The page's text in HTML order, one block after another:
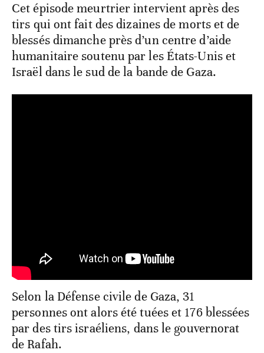
Cet épisode meurtrier intervient après des
tirs qui ont fait des dizaines de morts et de
blessés dimanche près d’un centre d’aide
humanitaire soutenu par les États-Unis et
Israël dans le sud de la bande de Gaza.
Selon la Défense civile de Gaza, 31
personnes ont alors été tuées et 176 blessées
par des tirs israéliens, dans le gouvernorat
de Rafah.